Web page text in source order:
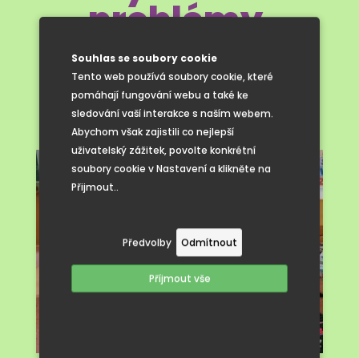
Souhlas se soubory cookie
Tento web používá soubory cookie, které
pomáhají fungování webu a také ke
sledování vaší interakce s naším webem.
Abychom však zajistili co nejlepší
uživatelský zážitek, povolte konkrétní
soubory cookie v Nastavení a klikněte na
Přijmout..
Předvolby Odmítnout
Příjmout vše
problémy
u dětí